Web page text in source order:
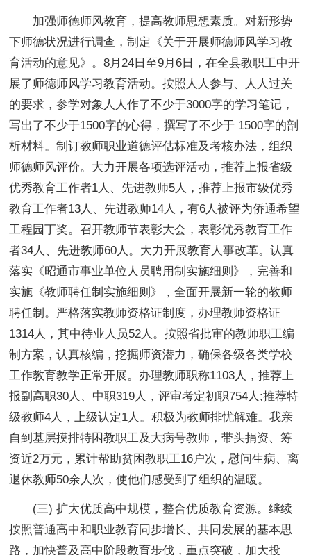
加强师德师风教育，提高教师思想素质。对新形势
下师德状况进行调查，制定《关于开展师德师风学习教
育活动的意见》。8月24日至9月6日，在全县教职工中开
展了师德师风学习教育活动。按照人人参与、人人过关
的要求，参学对象人人作了不少于3000字的学习笔记，
写出了不少于1500字的心得，撰写了不少于 1500字的剖
析材料。制订教师职业道德评估标准及考核办法，组织
师德师风评价。大力开展各项选评活动，推荐上报省级
优秀教育工作者1人、先进教师5人，推荐上报市级优秀
教育工作者13人、先进教师14人，有6人被评为侨通希望
工程园丁奖。召开教师节表彰大会，表彰优秀教育工作
者34人、先进教师60人。大力开展教育人事改革。认真
落实《昭通市事业单位人员聘用制实施细则》，完善和
实施《教师聘任制实施细则》，全面开展新一轮的教师
聘任制。严格落实教师资格证制度，办理教师资格证
1314人，其中待业人员52人。按照省批审的教师职工编
制方案，认真核编，挖掘师资潜力，确保各级各类学校
工作教育教学正常开展。办理教师职称1103人，推荐上
报副高职30人、中职319人，评审考定初职754人;推荐特
级教师4人，上级认定1人。积极为教师排忧解难。我亲
自到基层摸排特困教职工及大病号教师，带头捐资、筹
资近2万元，累计帮助贫困教职工16户次，慰问生病、离
退休教师50余人次，使他们感受到了组织的温暖。
(三) 扩大优质高中规模，整合优质教育资源。继续
按照普通高中和职业教育同步增长、共同发展的基本思
路，加快普及高中阶段教育步伐，重点突破，加大投